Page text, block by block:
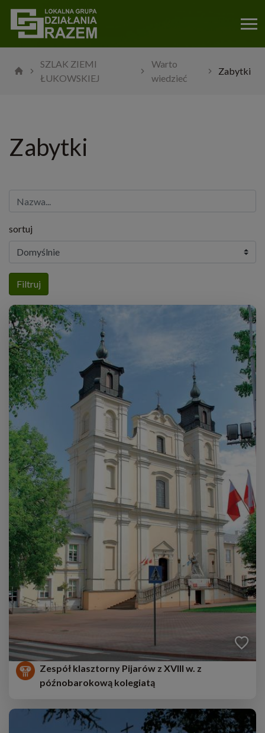
SZLAK ZIEMI
ŁUKOWSKIEJ
Warto
wiedzieć
Zabytki
Zabytki
sortuj
Filtruj
Zespół klasztorny Pijarów z XVIII w. z
późnobarokową kolegiatą